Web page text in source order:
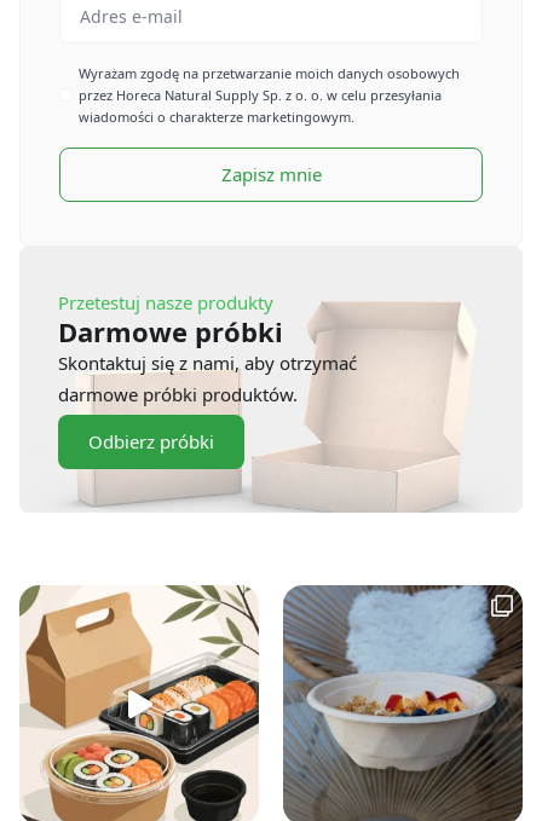
Imię
Wyrażam zgodę na przetwarzanie moich danych osobowych
przez Horeca Natural Supply Sp. z o. o. w celu przesyłania
wiadomości o charakterze marketingowym.
Zapisz mnie
Przetestuj nasze produkty
Darmowe próbki
Skontaktuj się z nami, aby otrzymać
darmowe próbki produktów.
Odbierz próbki